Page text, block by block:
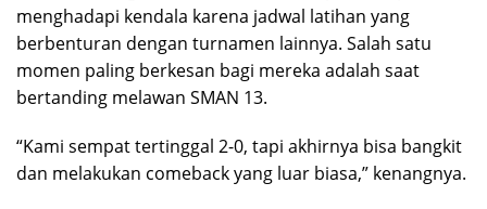
menghadapi kendala karena jadwal latihan yang
berbenturan dengan turnamen lainnya. Salah satu
momen paling berkesan bagi mereka adalah saat
bertanding melawan SMAN 13.
“Kami sempat tertinggal 2-0, tapi akhirnya bisa bangkit
dan melakukan comeback yang luar biasa,” kenangnya.